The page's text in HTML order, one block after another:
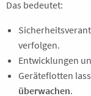
Das bedeutet:
verfolgen.
Entwicklungen
Geräteflotten
überwachen.